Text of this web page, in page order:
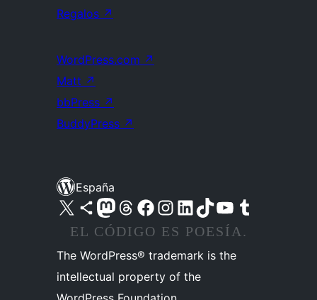
Regalos ↗
WordPress.com ↗
Matt ↗
bbPress ↗
BuddyPress ↗
España
Visita nuestra cuenta de X (anteriormente Twitter)
Visita nuestra cuenta de Bluesky
Visita nuestra cuenta de Mastodon
Visita nuestra cuenta de Threads
Visita nuestra página de Facebook
Visita nuestra cuenta de Instagram
Visita nuestra cuenta de LinkedIn
Visita nuestra cuenta de TikTok
Visita nuestro canal de YouTube
Visita nuestra cuenta de Tumblr
EL CÓDIGO ES POESÍA.
The WordPress® trademark is the
intellectual property of the